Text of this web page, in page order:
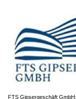
FTS Gipsergeschäft